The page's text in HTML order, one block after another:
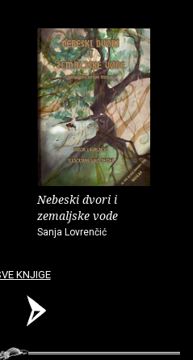
Nebeski dvori i
zemaljske vode
Sanja Lovrenčić
KNJIGE